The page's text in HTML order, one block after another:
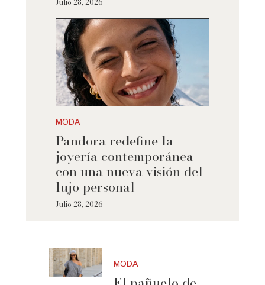
MODA
Pandora redefine la
joyería contemporánea
con una nueva visión del
lujo personal
Julio 28, 2026
MODA